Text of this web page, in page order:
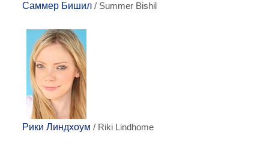
Саммер Бишил / Summer Bishil
Рики Линдхоум / Riki Lindhome